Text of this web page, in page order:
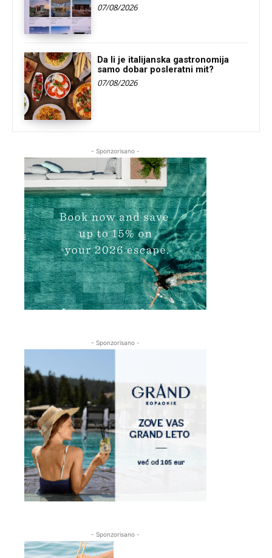
07/08/2026
Da li je italijanska gastronomija
samo dobar posleratni mit?
07/08/2026
- Sponzorisano -
- Sponzorisano -
- Sponzorisano -